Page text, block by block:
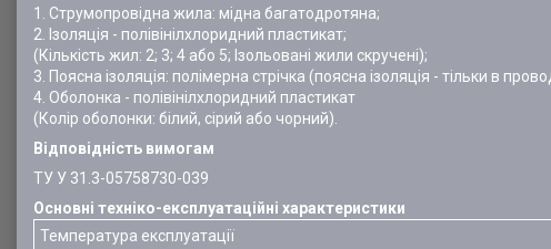
1. Струмопровідна жила: мідна багатодротяна;
2. Ізоляція - полівінілхлоридний пластикат;
(Кількість жил: 2; 3; 4 або 5; Ізольовані жили скручені);
3. Поясна ізоляція: полімерна стрічка (поясна ізоляція - тільки в
4. Оболонка - полівінілхлоридний пластикат
(Колір оболонки: білий, сірий або чорний).
Відповідність вимогам
ТУ У 31.3-05758730-039
Основні техніко-експлуатаційні характеристики
Температура експлуатації